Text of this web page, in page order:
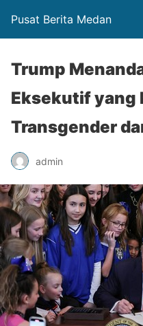
Pusat Berita Medan
Trump
Eksekutif yang
Transgender
admin